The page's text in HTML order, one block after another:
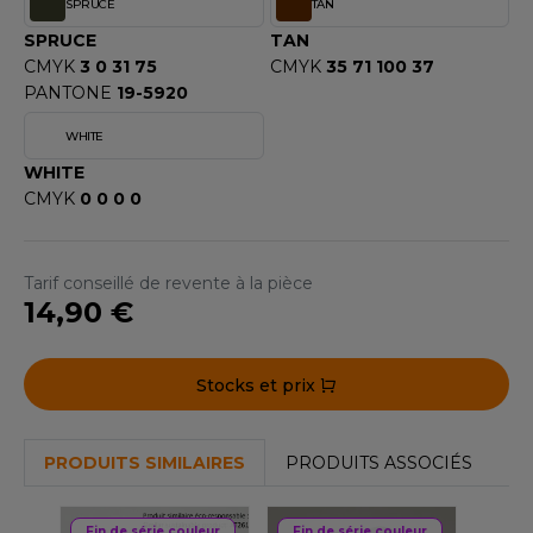
CLOTHING
DENIM
JAYS
ONE TOWELLING
SPRUCE
SPRUCE
CMYK 3 0 31 75
PANTONE 19-5920
TAN
TAN
CMYK 35 71 100 37
WHITE
WHITE
CMYK 0 0 0 0
Tarif conseillé de revente à la pièce
14,90 €
Stocks et prix
PRODUITS SIMILAIRES PRODUITS ASSOCIÉS